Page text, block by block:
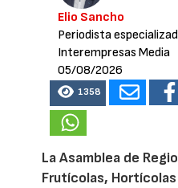
Elio Sancho
Periodista
Interempresas Media
05/08/2026
1358
La Asamblea de
Frutícolas,